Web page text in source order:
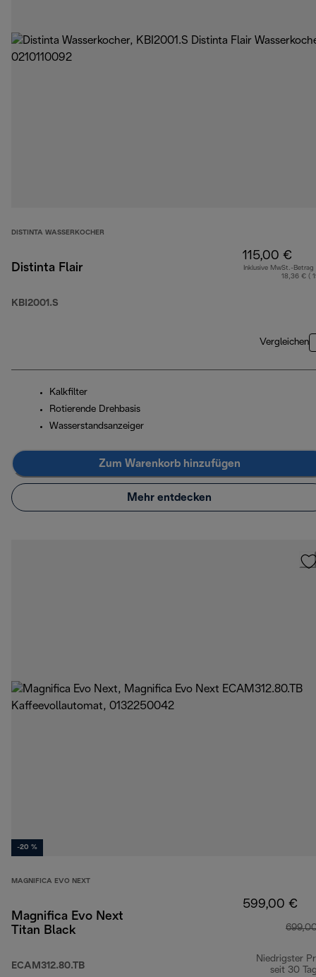
DISTINTA WASSERKOCHER
Distinta Flair
KBI2001.S
115,00 €
Inklusive MwSt.-Betrag
18,36 € (
Vergleichen
Kalkfilter
Rotierende Drehbasis
Wasserstandsanzeiger
Zum Warenkorb hinzufügen
Mehr entdecken
-20 %
MAGNIFICA EVO NEXT
Magnifica Evo Next
Titan Black
ECAM312.80.TB
599,00 €
Niedrigster
seit 30